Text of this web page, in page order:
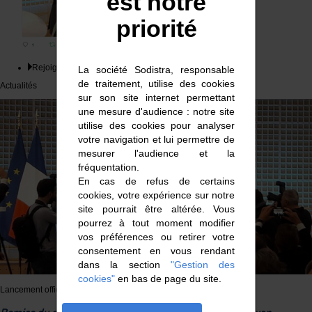
Rejoignez le mouvement French Fab
Actualités
Lancement officiel du label french
priorité
La société Sodistra, responsable
de traitement, utilise des cookies
sur son site internet permettant
une mesure d'audience : notre site
utilise des cookies pour analyser
votre navigation et lui permettre de
mesurer l'audience et la
fréquentation.
En cas de refus de certains
cookies, votre expérience sur notre
site pourrait être altérée. Vous
pourrez à tout moment modifier
vos préférences ou retirer votre
consentement en vous rendant
dans la section "Gestion des
cookies"en bas de page du site.